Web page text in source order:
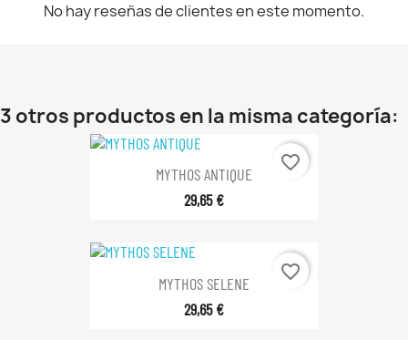
No hay reseñas de clientes en este momento.
3 otros productos en la misma categoría:
MYTHOS ANTIQUE
29,65 €
favorite_border
MYTHOS SELENE
29,65 €
favorite_border